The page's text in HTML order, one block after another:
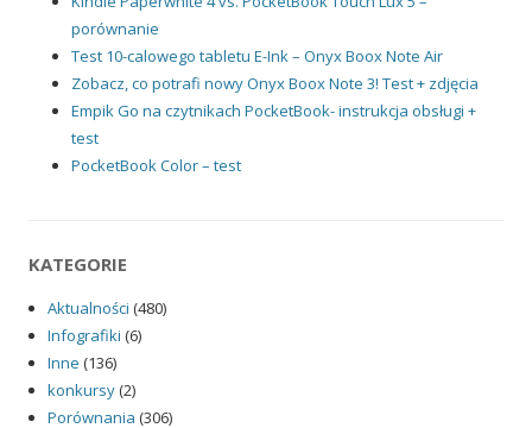
porównanie
Test 10-calowego tabletu E-Ink – Onyx Boox Note Air
Zobacz, co potrafi nowy Onyx Boox Note 3! Test + zdjęcia
Empik Go na czytnikach PocketBook- instrukcja obsługi +
test
PocketBook Color – test
KATEGORIE
Aktualności (480)
Infografiki (6)
Inne (136)
konkursy(2)
Porównania (306)